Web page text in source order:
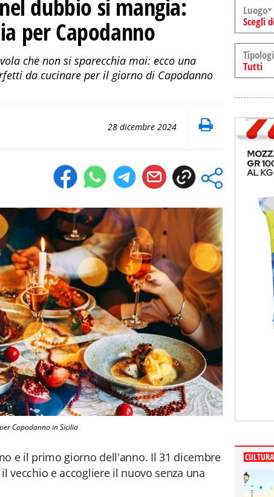
dubbio si mangia:
per Capodanno
che non si sparecchia mai: ecco una
da cucinare per il giorno di Capodanno
28 dicembre 2024
Capodanno in Sicilia
e il primo giorno dell'anno. Il 31 dicembre
vecchio e accogliere il nuovo senza una
Luogo
Scegli
Tutti
CULTURA